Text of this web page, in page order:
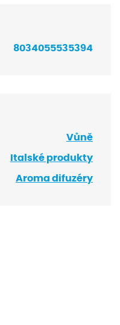
8034055535394
Vůně
Italské produkty
Aroma difuzéry